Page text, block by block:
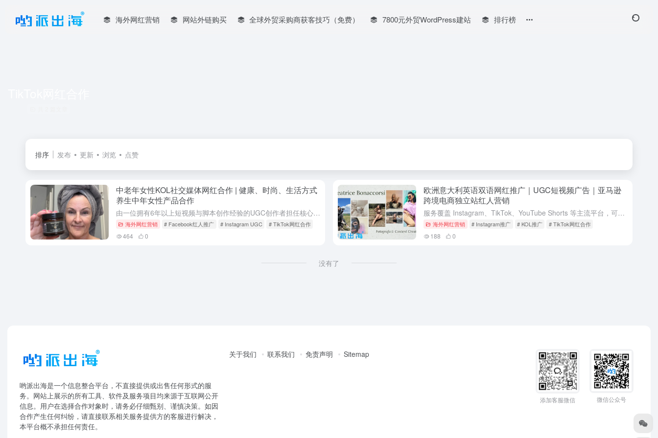
海外网红营销 网站外链购买 全球外贸采购商获客技巧（免费） 7800元外贸WordPress建站 排行榜
排序 发布 更新 浏览 点赞
中老年女性KOL社交媒体网红合作 | 健康、时尚、生活方式
养生中年女性产品合作
由一位拥有6年以上短视频与脚本创作经验的UGC创作者担任核心人物，专注于健康养生、积极生活方式、更年...
海外网红营销 # Facebook红人推广 # Instagram UGC # TikTok网红合作
464 0
欧洲意大利英语双语网红推广｜UGC短视频广告｜亚马逊
跨境电商独立站红人营销
服务覆盖 Instagram、TikTok、YouTube Shorts 等主流平台，可根据产品属性选择不同场景（母婴、美妆、家...
海外网红营销 # Instagram推广 # KOL推广 # TikTok网红合作
188 0
没有了
哟派出海是一个信息整合平台，不直接提供或出售任何形式的服
务。网站上展示的所有工具、软件及服务项目均来源于互联网公开
信息。用户在选择合作对象时，请务必仔细甄别、谨慎决策。如因
合作产生任何纠纷，请直接联系相关服务提供方的客服进行解决，
本平台概不承担任何责任。
关于我们 联系我们 免责声明 Sitemap
添加客服微信 微信公众号